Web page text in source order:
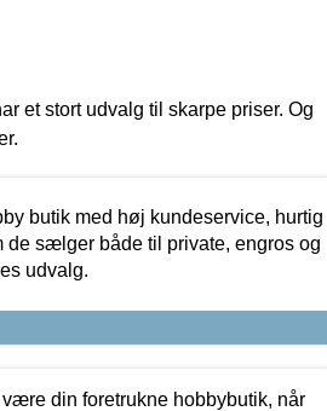
et stort udvalg til skarpe priser. Og
butik med høj kundeservice, hurtig
de sælger både til private, engros og
udvalg.
din foretrukne hobbybutik, når